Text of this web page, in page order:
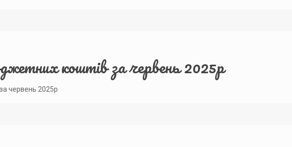
коштів за червень 2025р
червень 2025р